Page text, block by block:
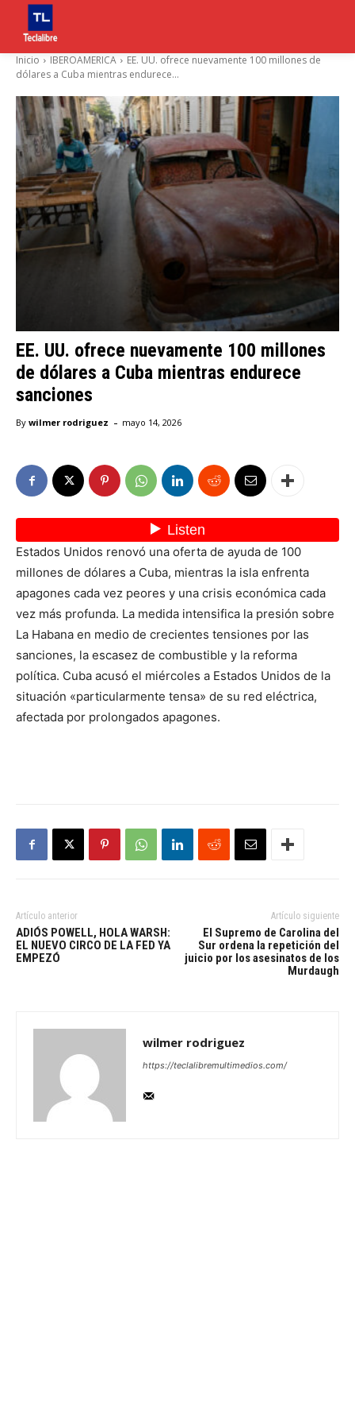
Inicio IBEROAMERICA
EE. UU. ofrece nuevamente 100 millones de
dólares a Cuba mientras endurece...
EE. UU. ofrece nuevamente 100 millones
de dólares a Cuba mientras endurece
sanciones
By wilmer rodriguez - mayo 14, 2026
Estados Unidos renovó una oferta de ayuda de 100
millones de dólares a Cuba, mientras la isla enfrenta
apagones cada vez peores y una crisis económica cada
vez más profunda. La medida intensifica la presión sobre
La Habana en medio de crecientes tensiones por las
sanciones, la escasez de combustible y la reforma
política. Cuba acusó el miércoles a Estados Unidos de la
situación «particularmente tensa» de su red eléctrica,
afectada por prolongados apagones.
Artículo anterior
ADIÓS POWELL, HOLA WARSH:
EL NUEVO CIRCO DE LA FED YA
EMPEZÓ
Artículo siguiente
El Supremo de Carolina del
Sur ordena la repetición del
juicio por los asesinatos de los
Murdaugh
wilmer rodriguez
https://teclalibremultimedios.com/